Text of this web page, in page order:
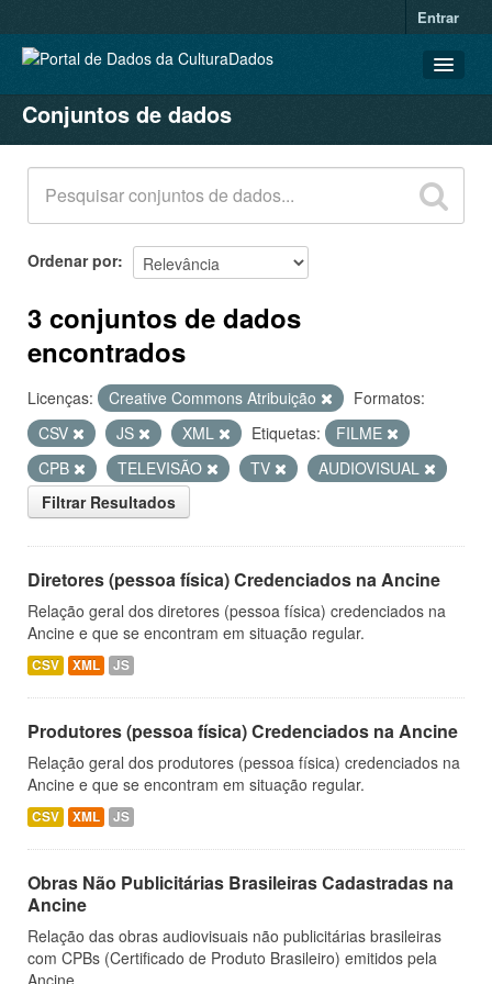
Entrar
CONJUNTOS DE DADOS
ORGANIZAÇÕES
GRUPOS
SOBRE
Conjuntos de dados
Ordenar por
3 conjuntos de dados
encontrados
Licenças: Creative Commons Atribuição
Formatos:
CSV
JS XML Etiquetas:
FILME
CPB
TELEVISÃO TV
AUDIOVISUAL
Filtrar Resultados
Diretores (pessoa física) Credenciados na Ancine
Relação geral dos diretores (pessoa física) credenciados na
Ancine e que se encontram em situação regular.
CSV XML JS
Produtores (pessoa física) Credenciados na Ancine
Relação geral dos produtores (pessoa física) credenciados na
Ancine e que se encontram em situação regular.
CSV XML JS
Obras Não Publicitárias Brasileiras Cadastradas na
Ancine
Relação das obras audiovisuais não publicitárias brasileiras
com CPBs (Certificado de Produto Brasileiro) emitidos pela
Ancine.